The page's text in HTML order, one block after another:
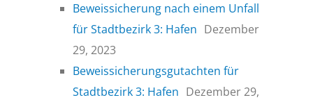
Beweissicherung nach einem Unfall
für Stadtbezirk 3: Hafen Dezember
29, 2023
Beweissicherungsgutachten für
Stadtbezirk 3: Hafen Dezember 29,